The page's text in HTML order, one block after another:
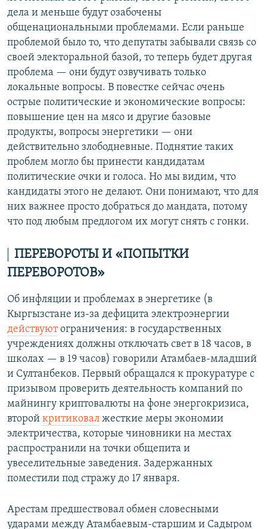
дела и меньше будут озабочены
общенациональными проблемами. Если раньше
проблемой было то, что депутаты забывали связь со
своей электоральной базой, то теперь будет другая
проблема — они будут озвучивать только
локальные вопросы. В повестке сейчас очень
острые политические и экономические вопросы:
повышение цен на мясо и другие базовые
продукты, вопросы энергетики — они
действительно злободневные. Поднятие таких
проблем могло бы принести кандидатам
политические очки и голоса. Но мы видим, что
кандидаты этого не делают. Они понимают, что для
них важнее просто добраться до мандата, потому
что под любым предлогом их могут снять с гонки.
ПЕРЕВОРОТЫ И «ПОПЫТКИ
ПЕРЕВОРОТОВ»
Об инфляции и проблемах в энергетике (в
Кыргызстане из-за дефицита электроэнергии
действуютограничения: в государственных
учреждениях должны отключать свет в 18 часов, в
школах — в 19 часов) говорили Атамбаев-младший
и Султанбеков. Первый обращался к прокуратуре с
призывом проверить деятельность компаний по
майнингу криптовалюты на фоне энергокризиса,
второй критиковал жесткие меры экономии
электричества, которые чиновники на местах
распространили на точки общепита и
увеселительные заведения. Задержанных
поместили под стражу до 17 января.
Арестам предшествовал обмен словесными
ударами между Атамбаевым-старшим и Садыром